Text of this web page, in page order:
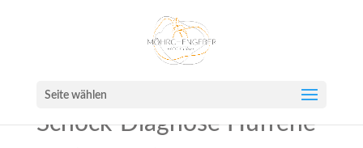
Seite wählen
Schock-Diagnose Hufrehe